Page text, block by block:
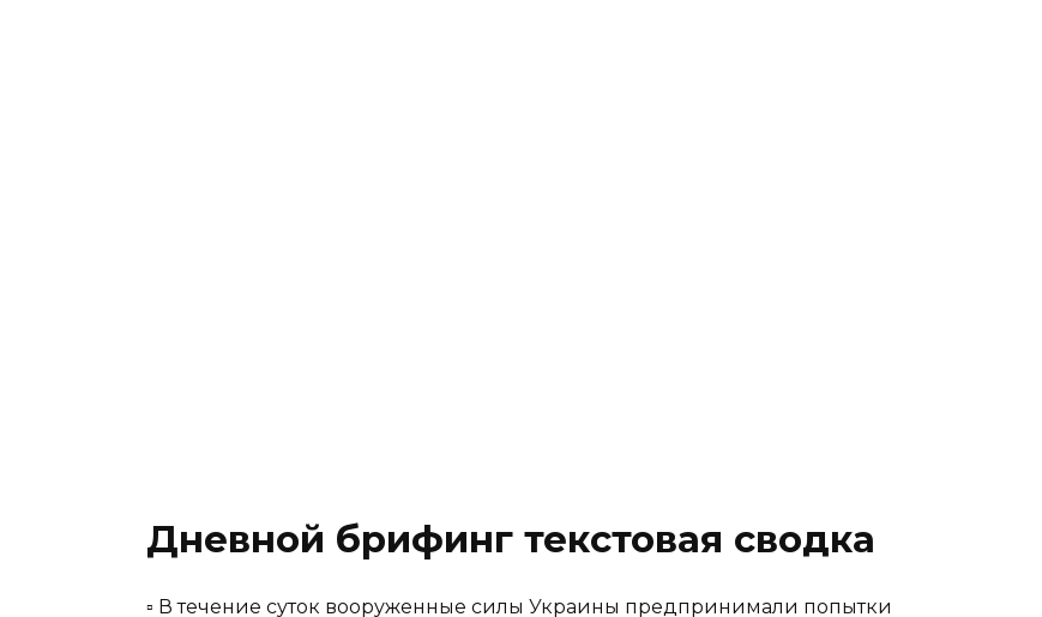
Дневной брифинг текстовая сводка
▫️ В течение суток вооруженные силы Украины предпринимали попытки